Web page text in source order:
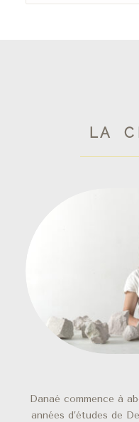
L A C
Danaé commence à
années d’études de